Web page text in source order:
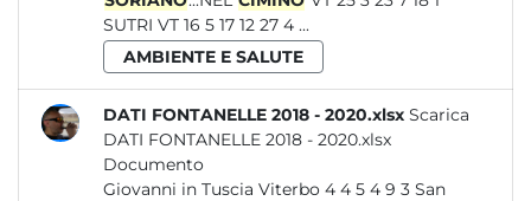
SUTRI VT 16 5 17 12 27 4 ...
AMBIENTE E SALUTE
DATI FONTANELLE 2018 - 2020.xlsx Scarica
DATI FONTANELLE 2018 - 2020.xlsx
Documento
Giovanni in Tuscia Viterbo 4 4 5 4 9 3 San